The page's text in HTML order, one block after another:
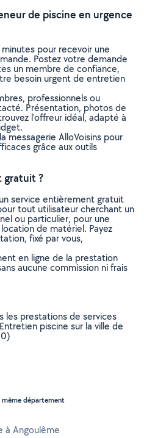
de piscine en urgence
pour recevoir une
Postez votre demande
un membre de confiance,
besoin urgent de entretien
professionnels ou
Présentation, photos de
l'offreur idéal, adapté à
messagerie AlloVoisins pour
grâce aux outils
gratuit ?
service entièrement gratuit
tout utilisateur cherchant un
ou particulier, pour une
de matériel. Payez
fixé par vous,
en ligne de la prestation
aucune commission ni frais
les prestations de services
piscine sur la ville de
même département
à Angoulême